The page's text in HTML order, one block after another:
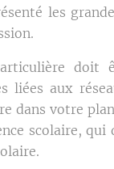
les
doit
liées aux
dans votre
scolaire,